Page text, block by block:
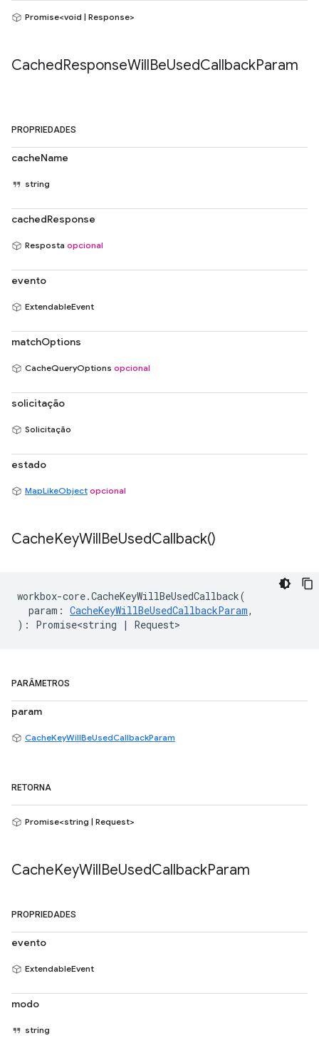
Promise<void | Response>
CachedResponseWillBeUsedCallbackParam
PROPRIEDADES
cacheName
string
cachedResponse
Resposta opcional
evento
ExtendableEvent
matchOptions
CacheQueryOptions opcional
solicitação
Solicitação
estado
MapLikeObject opcional
CacheKeyWillBeUsedCallback()
workbox-core.CacheKeyWillBeUsedCallback(
param : CacheKeyWillBeUsedCallbackParam,
) : Promise<string | Request>
PARÂMETROS
param
CacheKeyWillBeUsedCallbackParam
RETORNA
Promise<string | Request>
CacheKeyWillBeUsedCallbackParam
PROPRIEDADES
evento
ExtendableEvent
modo
string